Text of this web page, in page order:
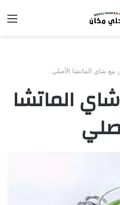
بيع شاي الماتشا الأصلي
الماتشا